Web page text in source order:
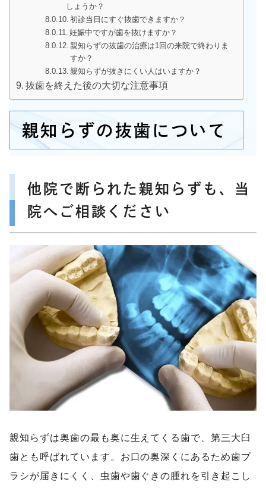
しょうか？
初診当日にすぐ抜歯できますか？
妊娠中ですが歯を抜けますか？
親知らずの抜歯の治療は1回の来院で終わりま
すか？
親知らずが抜きにくい人はいますか？
抜歯を終えた後の大切な注意事項
親知らずの抜歯について
他院で断られた親知らずも、当
院へご相談ください
親知らずは奥歯の最も奥に生えてくる歯で、第三大臼
歯とも呼ばれています。お口の奥深くにあるため歯ブ
ラシが届きにくく、虫歯や歯ぐきの腫れを引き起こし